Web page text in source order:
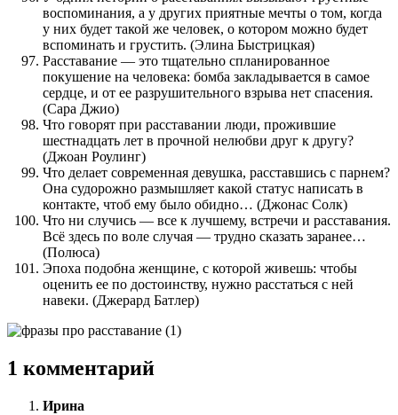
воспоминания, а у других приятные мечты о том, когда
у них будет такой же человек, о котором можно будет
вспоминать и грустить. (Элина Быстрицкая)
Расставание — это тщательно спланированное
покушение на человека: бомба закладывается в самое
сердце, и от ее разрушительного взрыва нет спасения.
(Сара Джио)
Что говорят при расставании люди, прожившие
шестнадцать лет в прочной нелюбви друг к другу?
(Джоан Роулинг)
Что делает современная девушка, расставшись с парнем?
Она судорожно размышляет какой статус написать в
контакте, чтоб ему было обидно… (Джонас Солк)
Что ни случись — все к лучшему, встречи и расставания.
Всё здесь по воле случая — трудно сказать заранее…
(Полюса)
Эпоха подобна женщине, с которой живешь: чтобы
оценить ее по достоинству, нужно расстаться с ней
навеки. (Джерард Батлер)
1 комментарий
Ирина